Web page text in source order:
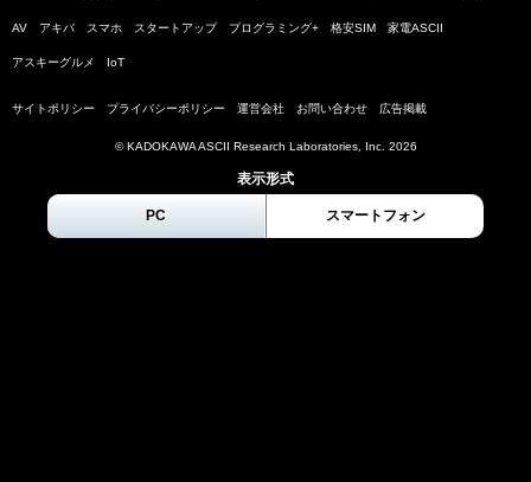
AV アキバ スマホ スタートアップ プログラミング+ 格安SIM 家電ASCII
アスキーグルメ IoT
サイトポリシー プライバシーポリシー 運営会社 お問い合わせ 広告掲載
© KADOKAWA ASCII Research Laboratories, Inc. 2026
表示形式
PC スマートフォン